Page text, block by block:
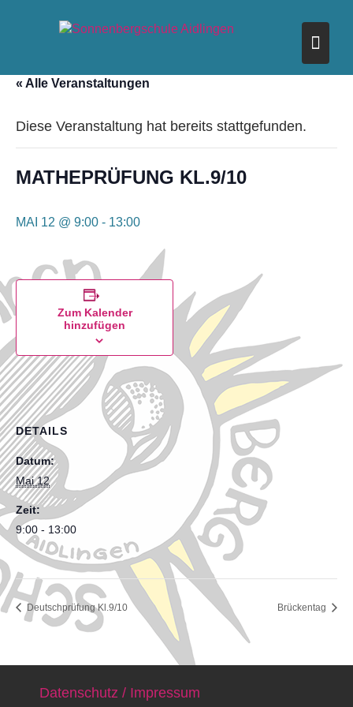
« Alle Veranstaltungen
Diese Veranstaltung hat bereits stattgefunden.
MATHEPRÜFUNG KL.9/10
MAI 12 @ 9:00 - 13:00
Zum Kalender
hinzufügen
DETAILS
Datum:
Mai 12
Zeit:
9:00 - 13:00
Deutschprüfung Kl.9/10 Brückentag
Datenschutz / Impressum